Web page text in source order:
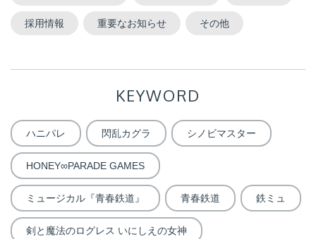
採用情報 重要なお知らせ その他
KEYWORD
ハニパレ 閃乱カグラ シノビマスター
HONEY∞PARADE GAMES
ミュージカル『青春鉄道』 青春鉄道 鉄ミュ
剣と魔法のログレス いにしえの女神